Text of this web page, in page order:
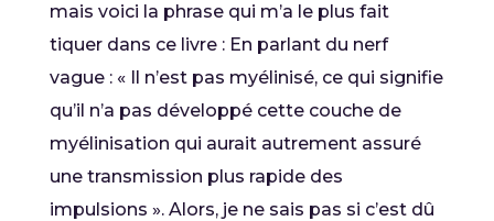
mais voici la phrase qui m’a le plus fait
tiquer dans ce livre : En parlant du nerf
vague : « Il n’est pas myélinisé, ce qui signifie
qu’il n’a pas développé cette couche de
myélinisation qui aurait autrement assuré
une transmission plus rapide des
impulsions ». Alors, je ne sais pas si c’est dû